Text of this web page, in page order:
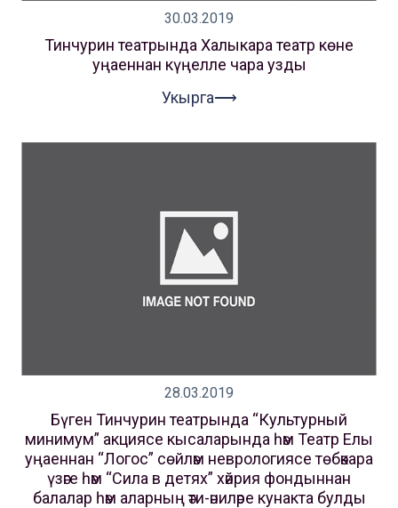
30.03.2019
Тинчурин театрында Халыкара театр көне
уңаеннан күңелле чара узды
Укырга⟶
28.03.2019
Бүген Тинчурин театрында “Культурный
минимум” акциясе кысаларында һәм Театр Елы
уңаеннан “Логос” сөйләм неврологиясе төбәкара
үзәге һәм “Сила в детях” хәйрия фондыннан
балалар һәм аларның әти-әниләре кунакта булды